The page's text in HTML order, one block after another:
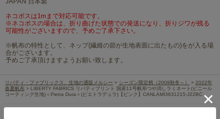
ネコポスは1mまで対応可能です。
※ネコポスの場合は、折り曲げた状態での発送になり、折りジワが残る
可能性がございますので、予めご了承下さい。
※帆布の特性として、ネップ(繊維の節が生地表面に出たもの)をが入る場
合がございます。
予めご了承頂けますようお願い致します。
リバティ・ファブリックス、生地の通販メルシー > シーズン限定柄（2009秋冬～） > 2022年
春夏帆布 > LIBERTY FABRICS リバティプリント 国産11号帆布つや消しラミネート(ビニール
コーティング生地)＜Pietra Dura＞(ピエトラデュラ)【ピンク】CANLAMI3631215-J22BC